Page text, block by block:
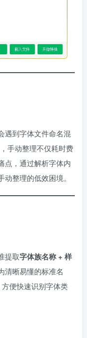
遇到字体文件命名混
手动整理不仅耗时费
点，通过解析字体内
整理的低效困境。
提取字体族名称 + 样
清晰易懂的标准名
方便快速识别字体类